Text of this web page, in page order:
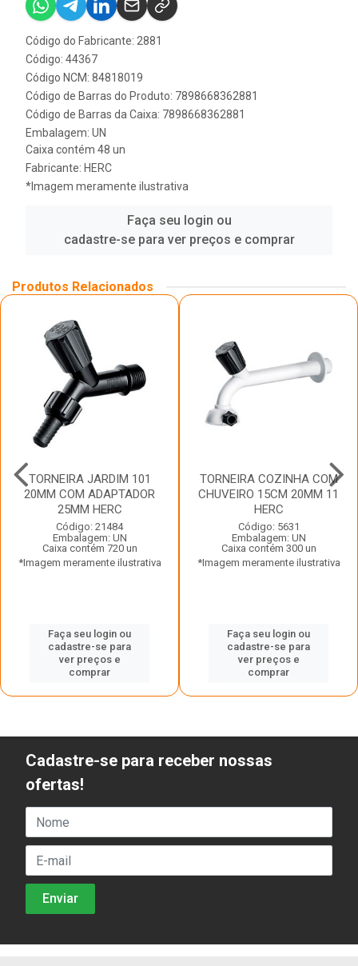
Código do Fabricante: 2881
Código: 44367
Código NCM: 84818019
Código de Barras do Produto: 7898668362881
Código de Barras da Caixa: 7898668362881
Embalagem: UN
Caixa contém 48 un
Fabricante: HERC
*Imagem meramente ilustrativa
Faça seu login ou
cadastre-se para ver preços e comprar
Produtos Relacionados
TORNEIRA JARDIM 101
20MM COM ADAPTADOR
25MM HERC
Código: 21484
Embalagem: UN
Caixa contém 720 un
*Imagem meramente ilustrativa
Faça seu login ou
cadastre-se para
ver preços e
comprar
TORNEIRA COZINHA COM
CHUVEIRO 15CM 20MM 11
HERC
Código: 5631
Embalagem: UN
Caixa contém 300 un
*Imagem meramente ilustrativa
Faça seu login ou
cadastre-se para
ver preços e
comprar
Cadastre-se para receber nossas
ofertas!